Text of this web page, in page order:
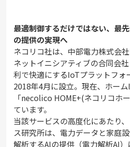
最適制御するだけではない、最
の提供の実現へ
ネコリコ社は、中部電力株式会
ネットイニシアティブの合同会
利で快適にするIoTプラットフォ
2018年4月に設立。現在、ホー
「necolico HOME+(ネコリコホ
ています。
当該サービスの高度化にあたり
ス研究所は、電力データと家庭
解析するAIの提供（電力解析AI